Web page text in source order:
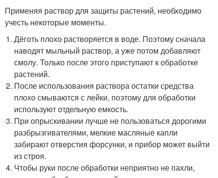
Применяя раствор для защиты растений, необходимо
учесть некоторые моменты.
Дёготь плохо растворяется в воде. Поэтому сначала
наводят мыльный раствор, а уже потом добавляют
смолу. Только после этого приступают к обработке
растений.
После использования раствора остатки средства
плохо смываются с лейки, поэтому для обработки
используют отдельную емкость.
При опрыскивании лучше не пользоваться дорогими
разбрызгивателями, мелкие масляные капли
забирают отверстия форсунки, и прибор может выйти
из строя.
Чтобы руки после обработки неприятно не пахли,